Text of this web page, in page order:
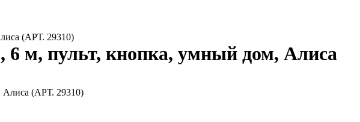
(АРТ. 29310)
6 м, пульт, кнопка, умный дом, Алиса